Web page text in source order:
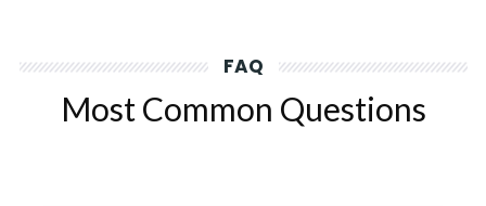
FAQ
Most Common Questions